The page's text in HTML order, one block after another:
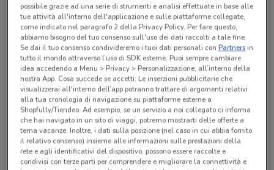
Via Oberdan, snc Motta
12.7 km
CHIUSO
Via Monte Ortigara, 18 Cornedo Vicentino
17.3 km
CHIUSO
Viale San Lazzaro 43 Vicenza
19.6 km
CHIUSO
Tutti i negozi Arcaplanet
possibile grazie ad una serie di strumenti e analisi effettuate in base alle
tue attività all'interno dell'applicazione e sulle piattaforme collegate,
come indicato nel paragrafo 2 della Privacy Policy. Per fare questo,
abbiamo bisogno del tuo consenso sull'uso dei dati raccolti a tale fine.
Se dai il tuo consenso condivideremo i tuoi dati personali conPartnersin
tutto il mondo attraverso l’uso di SDK esterne. Puoi sempre cambiare
idea accedendo a Menu > Privacy > Personalizzazione, all’interno della
nostra App. Cosa succede se accetti: Le inserzioni pubblicitarie che
visualizzerai all'interno dell’app potranno trattare di argomenti relativi
alla tua cronologia di navigazione su piattaforme esterne a
Shopfully/Tiendeo. Ad esempio, se un servizio a noi collegato ci informa
che hai navigato in un sito di viaggi, potremo mostrarti delle offerte a
tema vacanze. Inoltre, i dati sulla posizione (nel caso in cui abbia fornito
il relativo consenso) insieme alle informazioni sulle prestazioni della
rete e agli identificativi del dispositivo, possono essere raccolte e
condivisi con terze parti per comprendere e migliorare la connettività e